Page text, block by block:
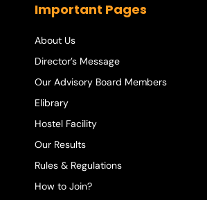
Important Pages
About Us
Director’s Message
Our Advisory Board Members
Elibrary
Hostel Facility
Our Results
Rules & Regulations
How to Join?